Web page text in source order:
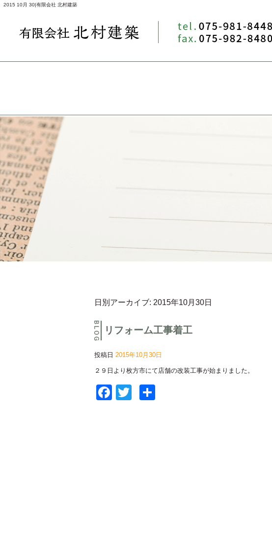
2015 10月 30|有限会社 北村建築
日別アーカイブ: 2015年10月30日
リフォーム工事着工
投稿日 2015年10月30日
２９日より枚方市にて店舗の改装工事が始まりました。
Facebook
Twitter